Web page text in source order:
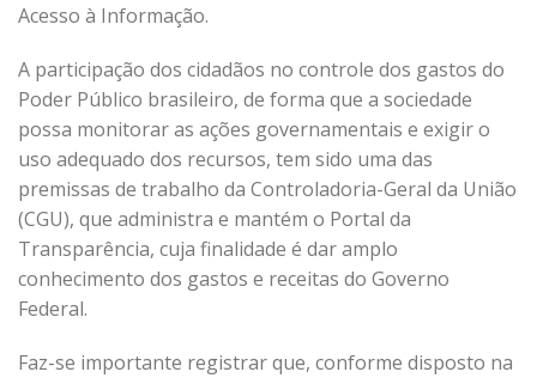
Acesso à Informação.
A participação dos cidadãos no controle dos gastos do
Poder Público brasileiro, de forma que a sociedade
possa monitorar as ações governamentais e exigir o
uso adequado dos recursos, tem sido uma das
premissas de trabalho da Controladoria-Geral da União
(CGU), que administra e mantém o Portal da
Transparência, cuja finalidade é dar amplo
conhecimento dos gastos e receitas do Governo
Federal.
Faz-se importante registrar que, conforme disposto na